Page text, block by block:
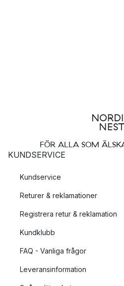
FÖR ALLA SOM
KUNDSERVICE
Kundservice
Returer & reklamationer
Registrera retur & reklamation
Kundklubb
FAQ - Vanliga frågor
Leveransinformation